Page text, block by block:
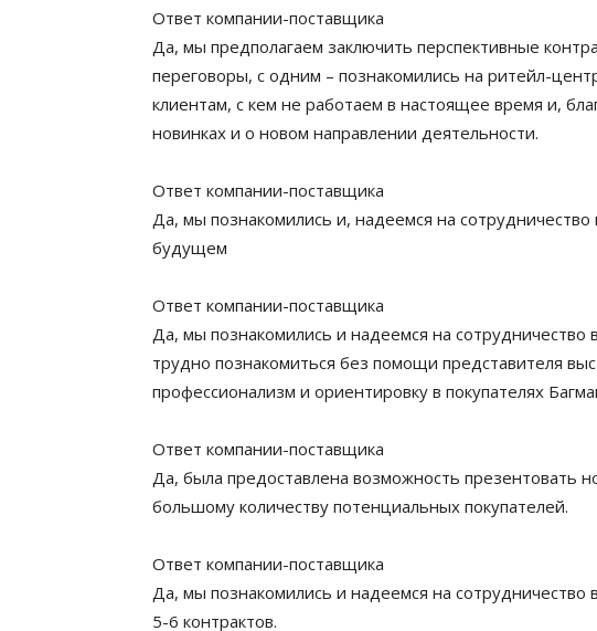
Ответ компании-поставщика
Да, мы предполагаем заключить перспективные
переговоры, с одним – познакомились на ритейл-
клиентам, с кем не работаем в настоящее время и,
новинках и о новом направлении деятельности.
Ответ компании-поставщика
Да, мы познакомились и, надеемся на сотрудничество
будущем
Ответ компании-поставщика
Да, мы познакомились и надеемся на
трудно познакомиться без помощи представителя
профессионализм и ориентировку в покупателях
Ответ компании-поставщика
Да, была предоставлена возможность презентовать
большому количеству потенциальных покупателей.
Ответ компании-поставщика
Да, мы познакомились и надеемся на
5-6 контрактов.